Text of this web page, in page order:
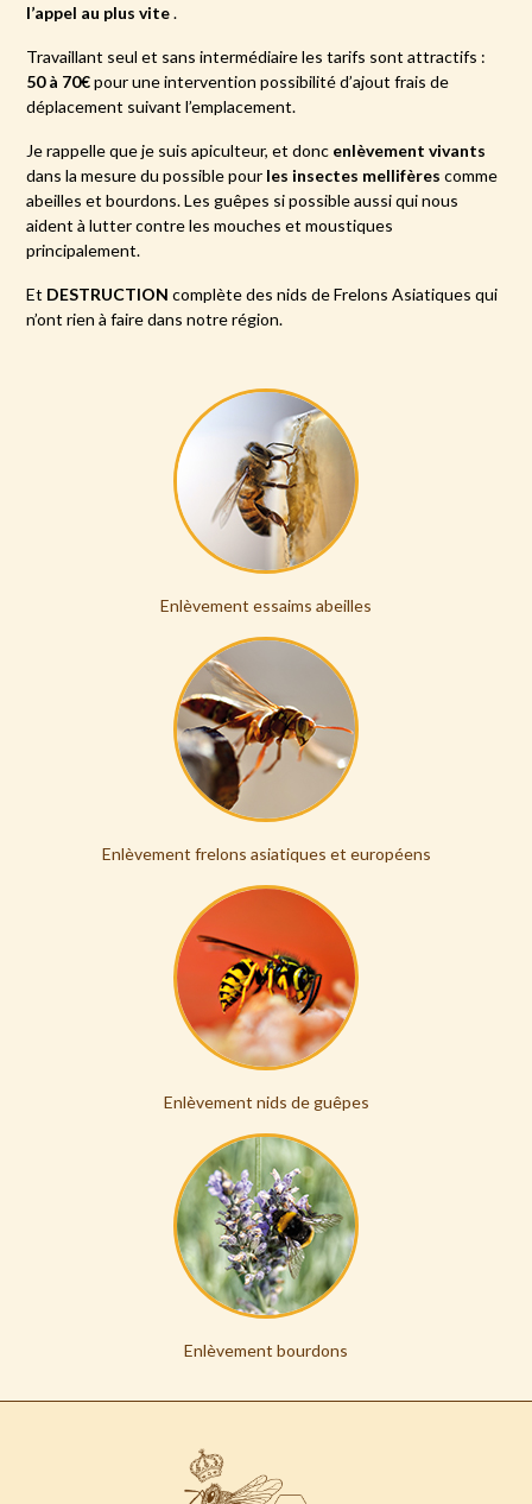
l’appel au plus vite.
Travaillant seul et sans intermédiaire les tarifs sont attractifs :
50 à 70€pour une intervention possibilité d’ajout frais de
déplacement suivant l’emplacement.
Je rappelle que je suis apiculteur, et donc enlèvement vivants
dans la mesure du possible pour les insectes mellifères comme
abeilles et bourdons. Les guêpes si possible aussi qui nous
aident à lutter contre les mouches et moustiques
principalement.
Et DESTRUCTION complète des nids de Frelons Asiatiques qui
n’ont rien à faire dans notre région.
Enlèvement essaims abeilles
Enlèvement frelons asiatiques et européens
Enlèvement nids de guêpes
Enlèvement bourdons